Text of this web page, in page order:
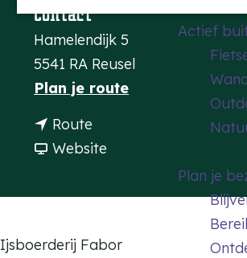
Actief
Plan je
Contact
Hamelendijk 5
5541 RA Reusel
Plan je routen
Route
a
r
j
Website
n
j
Ijsboerderij Fabor